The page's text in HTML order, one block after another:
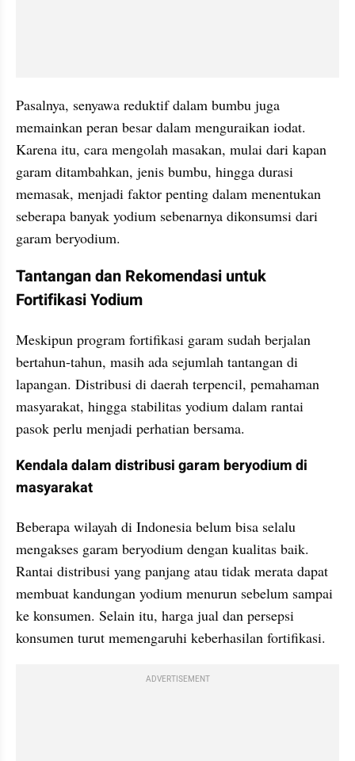
Pasalnya, senyawa reduktif dalam bumbu juga
memainkan peran besar dalam menguraikan iodat.
Karena itu, cara mengolah masakan, mulai dari kapan
garam ditambahkan, jenis bumbu, hingga durasi
memasak, menjadi faktor penting dalam menentukan
seberapa banyak yodium sebenarnya dikonsumsi dari
garam beryodium.
Tantangan dan Rekomendasi untuk
Fortifikasi Yodium
Meskipun program fortifikasi garam sudah berjalan
bertahun-tahun, masih ada sejumlah tantangan di
lapangan. Distribusi di daerah terpencil, pemahaman
masyarakat, hingga stabilitas yodium dalam rantai
pasok perlu menjadi perhatian bersama.
Kendala dalam distribusi garam beryodium di
masyarakat
Beberapa wilayah di Indonesia belum bisa selalu
mengakses garam beryodium dengan kualitas baik.
Rantai distribusi yang panjang atau tidak merata dapat
membuat kandungan yodium menurun sebelum sampai
ke konsumen. Selain itu, harga jual dan persepsi
konsumen turut memengaruhi keberhasilan fortifikasi.
ADVERTISEMENT